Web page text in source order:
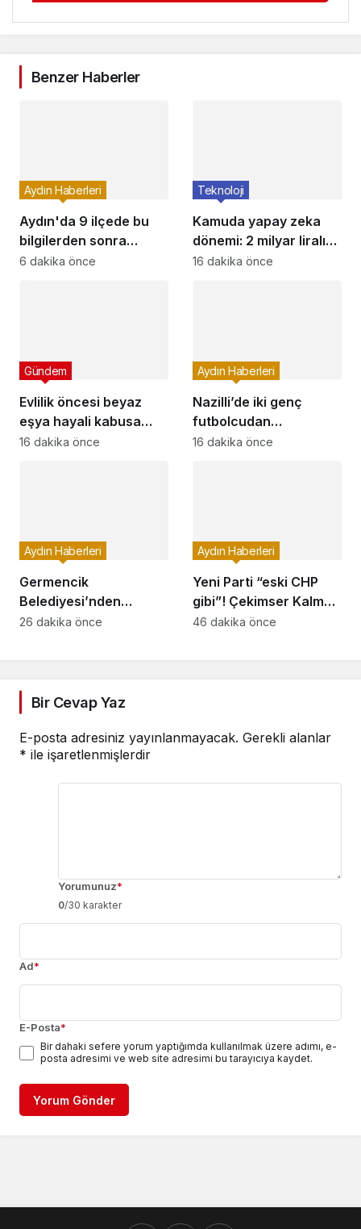
Benzer Haberler
Aydın'da 9 ilçede bu
bilgilerden sonra
planlar yeniden
Aydın Haberleri
6 dakika önce
Kamuda yapay zeka
dönemi: 2 milyar liralık
riskli harcama tespit
Teknoloji
16 dakika önce
Evlilik öncesi beyaz
eşya hayali kabusa
döndü: Parasını ödedi,
Gündem
16 dakika önce
Nazilli’de iki genç
futbolcudan
gururlandıran transfer
Aydın Haberleri
16 dakika önce
Germencik
Belediyesi’nden
güvenlik ve hijyen
Aydın Haberleri
26 dakika önce
Yeni Parti “eski CHP
gibi”! Çekimser Kalma
Stratejisi
Aydın Haberleri
46 dakika önce
Bir Cevap Yaz
E-posta adresiniz yayınlanmayacak. Gerekli alanlar
* ile işaretlenmişlerdir
Yorumunuz*
0/30 karakter
Ad*
E-Posta*
Bir dahaki sefere yorum yaptığımda kullanılmak üzere adımı, e-
posta adresimi ve web site adresimi bu tarayıcıya kaydet.
Yorum Gönder